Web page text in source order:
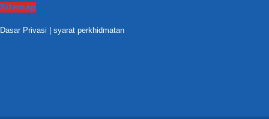
Sitemap
Dasar Privasi syarat perkhidmatan